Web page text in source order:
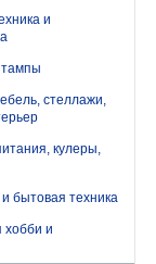
и
стеллажи,
кулеры,
бытовая техника
хобби и